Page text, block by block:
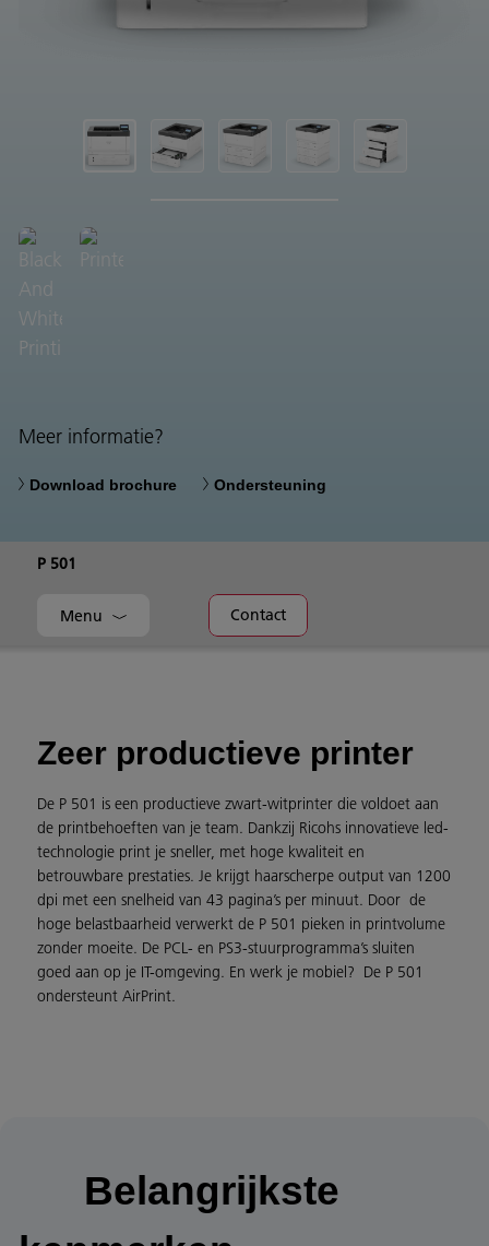
Meer informatie?
Download brochure Ondersteuning
P 501
Menu Contact
Zeer productieve printer
De P 501 is een productieve zwart-witprinter die voldoet aan
de printbehoeften van je team. Dankzij Ricohs innovatieve led-
technologie print je sneller, met hoge kwaliteit en
betrouwbare prestaties. Je krijgt haarscherpe output van 1200
dpi met een snelheid van 43 pagina’s per minuut. Door de
hoge belastbaarheid verwerkt de P 501 pieken in printvolume
zonder moeite. De PCL- en PS3-stuurprogramma’s sluiten
goed aan op je IT-omgeving. En werk je mobiel? De P 501
ondersteunt AirPrint.
Belangrijkste